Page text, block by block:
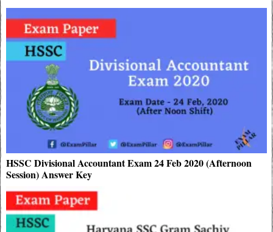
HSSC Divisional Accountant Exam 24 Feb 2020 (Afternoon
Session) Answer Key